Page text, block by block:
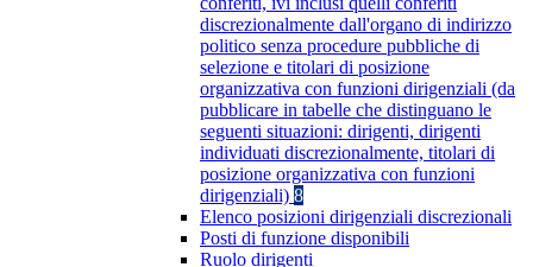
discrezionalmente dall'organo di indirizzo
politico senza procedure pubbliche di
selezione e titolari di posizione
organizzativa con funzioni dirigenziali (da
pubblicare in tabelle che distinguano le
seguenti situazioni: dirigenti, dirigenti
individuati discrezionalmente, titolari di
posizione organizzativa con funzioni
dirigenziali) 8
Elenco posizioni dirigenziali discrezionali
Posti di funzione disponibili
Ruolo dirigenti